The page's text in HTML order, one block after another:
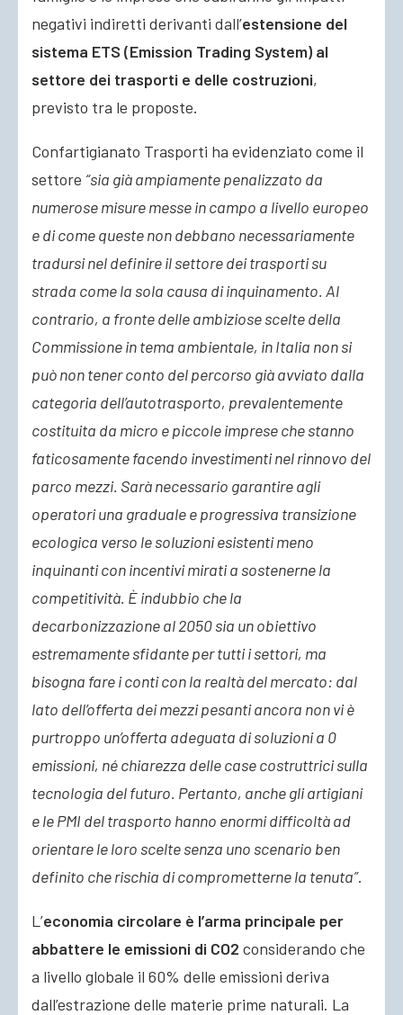
negativi indiretti derivanti dall’estensione del
sistema ETS (Emission Trading System) al
settore dei trasporti e delle costruzioni,
previsto tra le proposte.
Confartigianato Trasporti ha evidenziato come il
settore “sia già ampiamente penalizzato da
numerose misure messe in campo a livello europeo
e di come queste non debbano necessariamente
tradursi nel definire il settore dei trasporti su
strada come la sola causa di inquinamento. Al
contrario, a fronte delle ambiziose scelte della
Commissione in tema ambientale, in Italia non si
può non tener conto del percorso già avviato dalla
categoria dell’autotrasporto, prevalentemente
costituita da micro e piccole imprese che stanno
faticosamente facendo investimenti nel rinnovo del
parco mezzi. Sarà necessario garantire agli
operatori una graduale e progressiva transizione
ecologica verso le soluzioni esistenti meno
inquinanti con incentivi mirati a sostenerne la
competitività. È indubbio che la
decarbonizzazione al 2050 sia un obiettivo
estremamente sfidante per tutti i settori, ma
bisogna fare i conti con la realtà del mercato: dal
lato dell’offerta dei mezzi pesanti ancora non vi è
purtroppo un’offerta adeguata di soluzioni a 0
emissioni, né chiarezza delle case costruttrici sulla
tecnologia del futuro. Pertanto, anche gli artigiani
e le PMI del trasporto hanno enormi difficoltà ad
orientare le loro scelte senza uno scenario ben
definito che rischia di comprometterne la tenuta”.
L’economia circolare è l’arma principale per
abbattere le emissioni di CO2 considerando che
a livello globale il 60% delle emissioni deriva
dall’estrazione delle materie prime naturali. La